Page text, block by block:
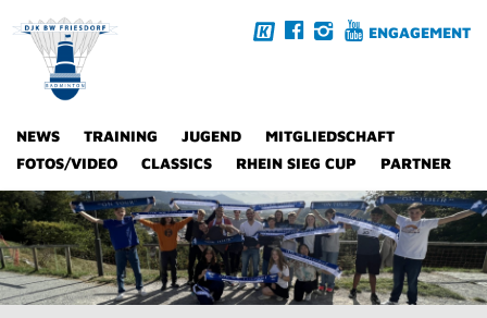
ENGAGEMENT
NEWS TRAINING JUGEND
MITGLIEDSCHAFT
FOTOS/VIDEO
CLASSICS RHEIN SIEG CUP PARTNER